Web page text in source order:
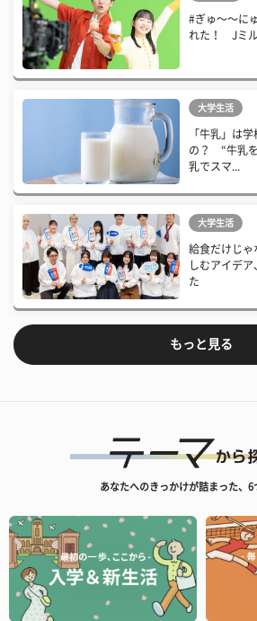
#ぎゅ〜〜に
れた！ Jミ
大学生活
「牛乳」は
の？ “牛乳
乳でスマ...
大学生活
給食だけじ
しむアイデ
た
もっと見る
あなたへのきっかけが詰まった、6